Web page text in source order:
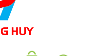
Ấp Đồng- Phước Tân-